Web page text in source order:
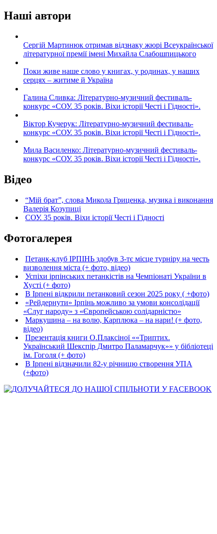
Наші автори
Сергій Мартинюк отримав відзнаку жюрі Всеукраїнської
літературної премії імені Михайла Слабошпицького
Поки живе наше слово у книгах, у родинах, у наших
серцях – житиме й Україна
Галина Сливка: Літературно-музичний фестиваль-
конкурс «СОУ. 35 років. Віхи історії Честі і Гідності».
Віктор Кучерук: Літературно-музичний фестиваль-
конкурс «СОУ. 35 років. Віхи історії Честі і Гідності».
Мила Василенко: Літературно-музичний фестиваль-
конкурс «СОУ. 35 років. Віхи історії Честі і Гідності».
Відео
“Мій брат”, слова Микола Гриценка, музика і виконання
Валерія Козупиці
СОУ. 35 років. Віхи історії Честі і Гідності
Фотогалерея
Петанк-клуб ІРПІНЬ здобув 3-тє місце турніру на честь
визволення міста (+ фото, відео)
Успіхи ірпінських петанкістів на Чемпіонаті України в
Хусті (+ фото)
В Ірпені відкрили петанковий сезон 2025 року ( +фото)
«Рейдернути» Ірпінь можливо за умови консолідації
«Слуг народу» з «Європейською солідарністю»
Маркушина – на волю, Карплюка – на нари! (+ фото,
відео)
Презентація книги О.Плаксіної ««Триптих.
Український Шекспір Дмитро Паламарчук»» у бібліотеці
ім. Гоголя (+ фото)
В Ірпені відзначили 82-у річницю створення УПА
(+фото)